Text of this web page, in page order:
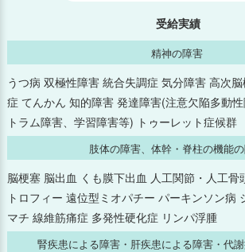
2025年5月
2025年4月
2025年2月
2025年1月
受給実績
精神の障害
うつ病 双極性障害 統合失調症 気分障害 高次
症 てんかん 知的障害 発達障害(注意欠陥多動
トラム障害、学習障害等) トゥーレット症候群
肢体の障害、体幹・脊柱の機能
脳梗塞 脳出血 くも膜下出血 人工関節・人工骨
トロフィー 遠位型ミオパチー パーキンソン病
マチ 線維筋痛症 多発性硬化症 リンパ浮腫
腎疾患による障害・肝疾患による障害・代